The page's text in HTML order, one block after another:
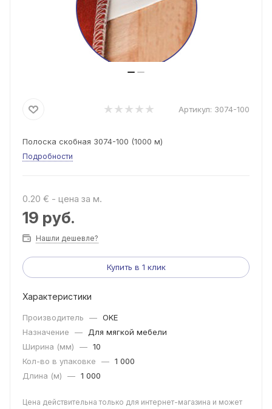
Артикул: 3074-100
Полоска скобная 3074-100 (1000 м)
Подробности
0.20 € - цена за м.
19 руб.
Нашли дешевле?
Купить в 1 клик
Характеристики
Производитель — OKE
Назначение
—
Для мягкой мебели
Ширина (мм)
— 10
Кол-во в упаковке
— 1 000
Длина (м)
— 1 000
Цена действительна только для интернет-магазина и может